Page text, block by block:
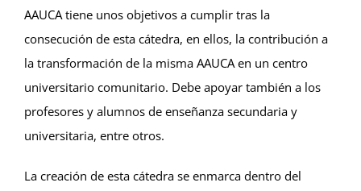
AAUCA tiene unos objetivos a cumplir tras la
consecución de esta cátedra, en ellos, la contribución a
la transformación de la misma AAUCA en un centro
universitario comunitario. Debe apoyar también a los
profesores y alumnos de enseñanza secundaria y
universitaria, entre otros.
La creación de esta cátedra se enmarca dentro del